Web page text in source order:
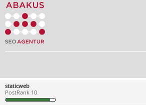
staticweb
PostRank 10